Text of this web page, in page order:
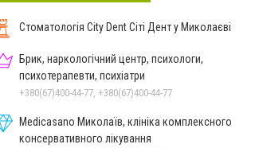
Стоматологія City Dent Сіті Дент у Миколаєві
Брик, наркологічний центр, психологи,
психотерапевти, психіатри
+380(67)400-44-77, +380(67)400-44-77
Medicasano Миколаїв, клініка комплексного
консервативного лікування